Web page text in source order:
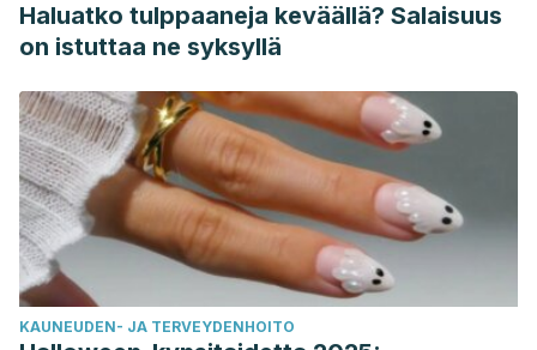
Haluatko tulppaaneja keväällä? Salaisuus
on istuttaa ne syksyllä
KAUNEUDEN- JA TERVEYDENHOITO